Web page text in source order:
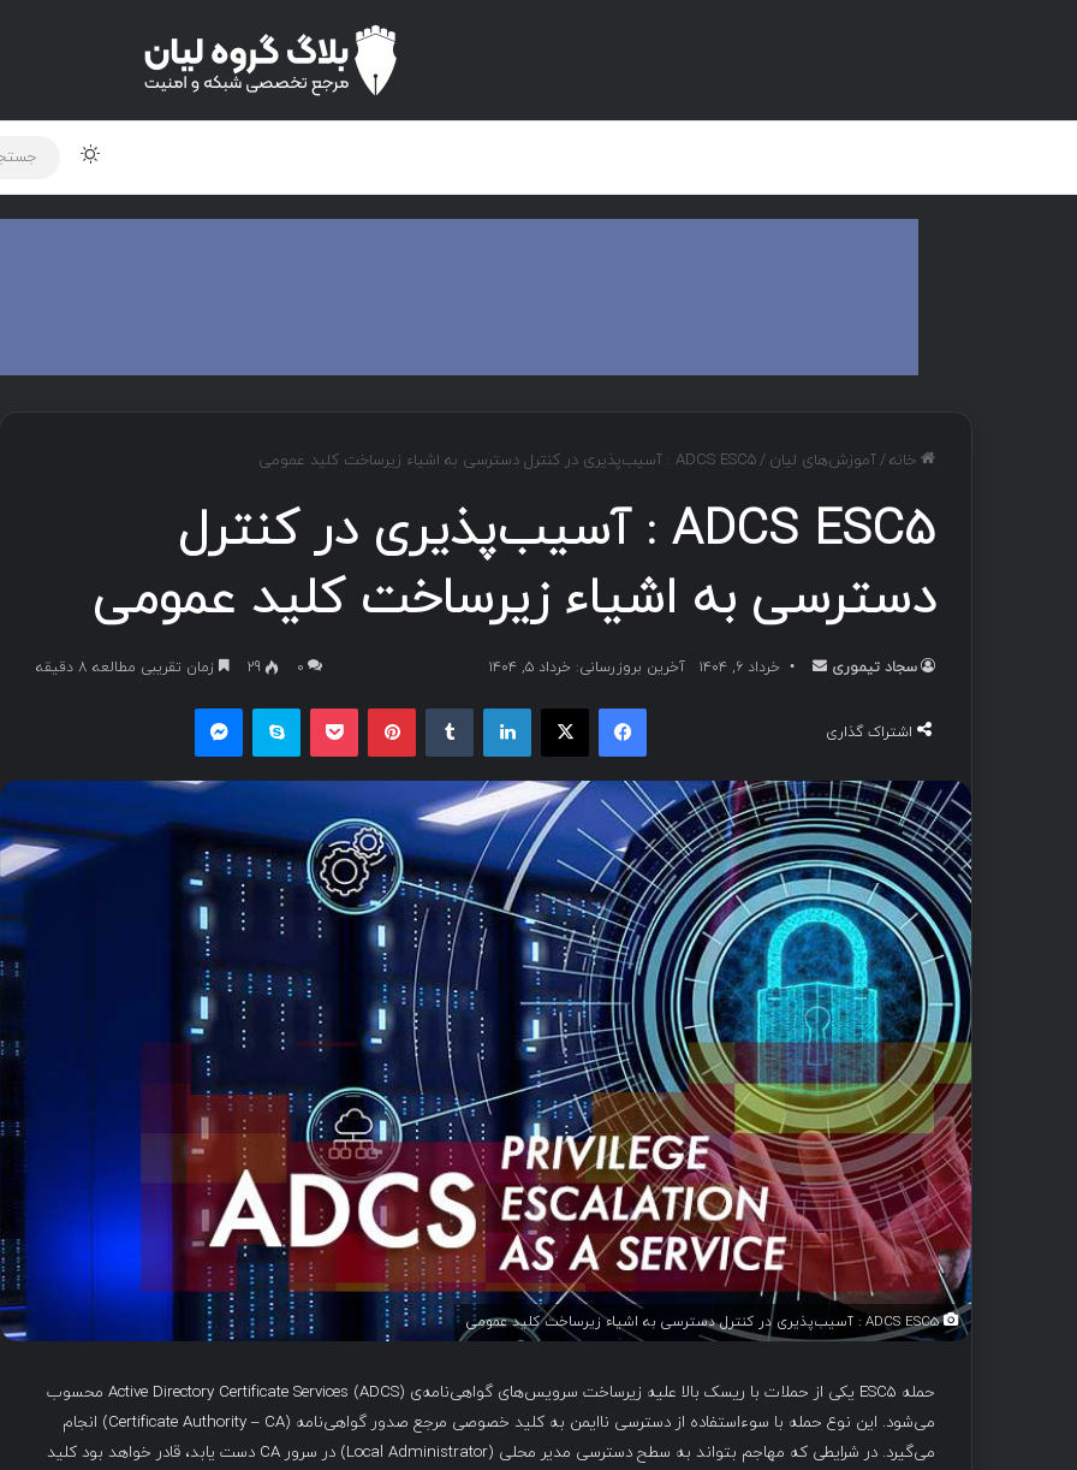
تغییر
خانه/آموزش‌های لیان /ADCS ESC5 : آسیب‌پذیری در کنترل دسترسی به اشیاء زیرساخت کلید عمومی
ADCS ESC5 : آسیب‌پذیری در کنترل
دسترسی به اشیاء زیرساخت کلید عمومی
سجاد تیموری
ل
ب
ه
ا
ی
م
ی
ل
خرداد ۶, ۱۴۰۴ آخرین بروزرسانی: خرداد ۵, ۱۴۰۴ ۰ 29 زمان تقریبی مطالعه 8 دقیقه
اشتراک گذاری
فیسبوک ایکس لینکداین پینتریست پاکت اسکایپ
ADCS ESC5 : آسیب‌پذیری در کنترل دسترسی به اشیاء زیرساخت کلید عمومی
حمله ESC5 یکی از حملات با ریسک بالا علیه زیرساخت سرویس‌های گواهی‌نامه‌ی Active Directory Certificate Services (ADCS) محسوب
می‌شود. این نوع حمله با سوء‌استفاده از دسترسی ناایمن به کلید خصوصی مرجع صدور گواهی‌نامه (Certificate Authority – CA) انجام
می‌گیرد. در شرایطی که مهاجم بتواند به سطح دسترسی مدیر محلی (Local Administrator) در سرور CA دست یابد، قادر خواهد بود کلید